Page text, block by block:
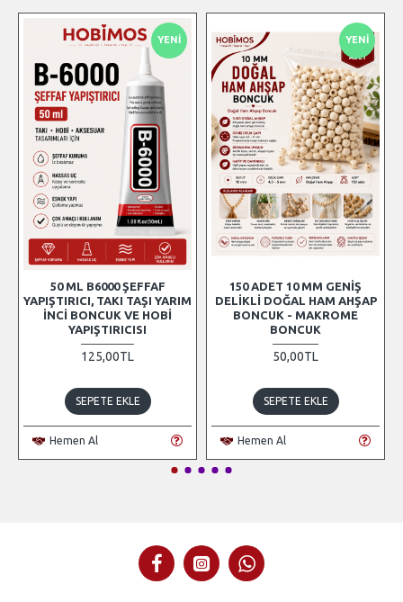
YENI
50 ML B6000 ŞEFFAF
YAPIŞTIRICI, TAKI TAŞI YARIM
İNCI BONCUK VE HOBI
YAPIŞTIRICISI
125,00TL
SEPETE EKLE
Hemen Al
YENI
150 ADET 10 MM GENIŞ
DELIKLI DOĞAL HAM AHŞAP
BONCUK - MAKROME
BONCUK
50,00TL
SEPETE EKLE
Hemen Al